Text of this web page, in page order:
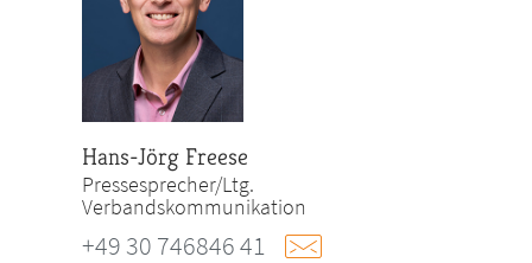
Hans-Jörg Freese
Pressesprecher/Ltg.
Verbandskommunikation
+49 30 746846 41